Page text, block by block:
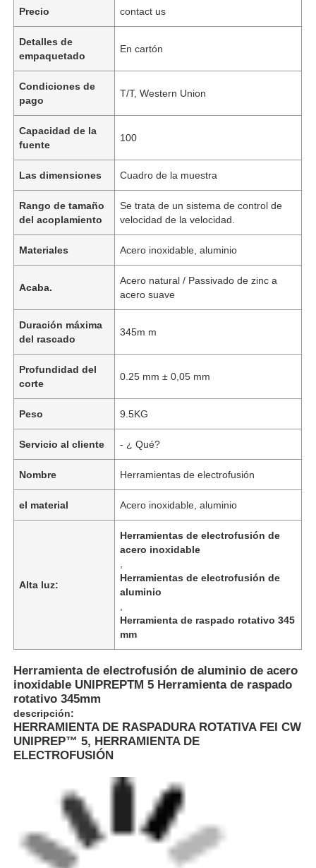
Productos
Precio contact us
Detalles de
empaquetado
En cartón
Condiciones de
pago
T/T, Western Union
Capacidad de la
fuente
100
Las dimensiones Cuadro de la muestra
Rango de tamaño
del acoplamiento
Se trata de un sistema de control de
velocidad de la velocidad.
Materiales Acero inoxidable, aluminio
Acaba.
Acero natural / Passivado de zinc a
acero suave
Duración máxima
del rascado
345m m
Profundidad del
corte
0.25 mm ± 0,05 mm
Peso 9.5KG
Servicio al cliente - ¿ Qué?
Nombre Herramientas de electrofusión
el material Acero inoxidable, aluminio
Alta luz:
Herramientas de electrofusión de
acero inoxidable
Herramientas de electrofusión de
aluminio
Herramienta de raspado rotativo 345
mm
Herramienta de electrofusión de aluminio de acero
inoxidable UNIPREPTM 5 Herramienta de raspado
rotativo 345mm
descripción:
HERRAMIENTA DE RASPADURA ROTATIVA FEI CW
UNIPREP™ 5, HERRAMIENTA DE
ELECTROFUSIÓN